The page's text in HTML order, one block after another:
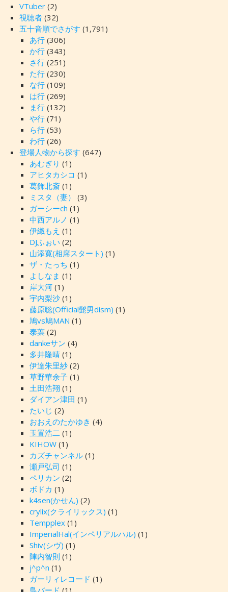
VTuber(2)
視聴者(32)
五十音順でさがす (1,791)
あ行(306)
か行(343)
さ行(251)
た行(230)
な行(109)
は行(269)
ま行(132)
や行(71)
ら行(53)
わ行(26)
登場人物から探す (647)
あむぎり (1)
アヒタカシコ (1)
葛飾北斎(1)
ミスタ（妻）
(3)
ガーシーch (1)
中西アルノ (1)
伊織もえ (1)
DJふぉい (2)
山添寛(相席スタート) (1)
ザ・たっち (1)
よしなま (1)
岸大河(1)
宇内梨沙(1)
藤原聡(Official髭男dism) (1)
鳩vs鳩MAN (1)
泰葉(2)
dankeサン (4)
多井隆晴(1)
伊達朱里紗(2)
草野華余子(1)
土田浩翔 (1)
ダイアン津田 (1)
たいじ (2)
おおえのたかゆき (4)
玉置浩二 (1)
KIHOW(1)
カズチャンネル(1)
瀬戸弘司 (1)
ペリカン (2)
ボドカ (1)
k4sen(かせん) (2)
crylix(クライリックス) (1)
Tempplex(1)
ImperialHal(インペリアルハル) (1)
Shiv(シヴ) (1)
陣内智則 (1)
j^p^n (1)
ガーリィレコード (1)
鳥バード (1)